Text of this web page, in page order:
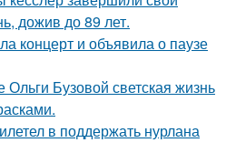
дожив до 89 лет.
концерт и объявила о паузе
Бузовой светская жизнь
в поддержать нурлана